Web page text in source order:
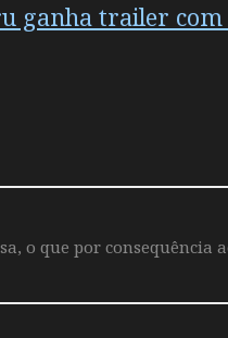
ganha trailer com
o que por